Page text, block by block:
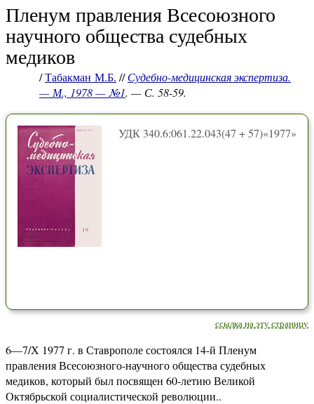
Пленум правления Всесоюзного
научного общества судебных
медиков
/Табакман М.Б. //Судебно-медицинская экспертиза.
— М., 1978 — №1. — С. 58-59.
УДК 340.6:061.22.043(47 + 57)«1977»
ссылка на эту страницу
6—7/Х 1977 г. в Ставрополе состоялся 14-й Пленум
правления Всесоюзного-научного общества судебных
медиков, который был посвящен 60-летию Великой
Октябрьской социалистической революции..